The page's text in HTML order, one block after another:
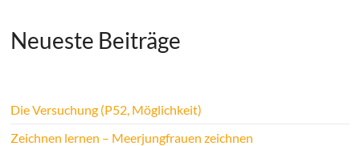
Neueste Beiträge
Die Versuchung (P52, Möglichkeit)
Zeichnen lernen – Meerjungfrauen zeichnen